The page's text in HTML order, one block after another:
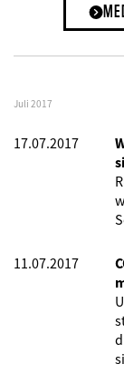
Juli 2017
17.07.2017
11.07.2017